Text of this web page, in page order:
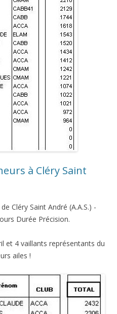
à Cléry Saint
Cléry Saint André (A.A.S.) -
Durée Précision.
et 4 vaillants représentants du
ailes !